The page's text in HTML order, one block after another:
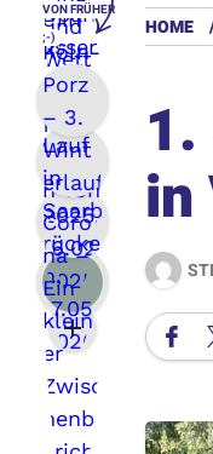
HOME
in
VON FRÜHER
;-)